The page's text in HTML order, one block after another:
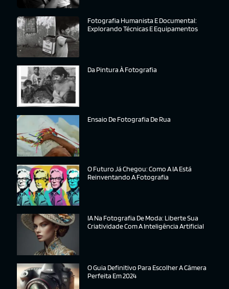
Fotografia Humanista E Documental:
Explorando Técnicas E Equipamentos
Da Pintura À Fotografia
Ensaio De Fotografia De Rua
O Futuro Já Chegou: Como A IA Está
Reinventando A Fotografia
IA Na Fotografia De Moda: Liberte Sua
Criatividade Com A Inteligência Artificial
O Guia Definitivo Para Escolher A Câmera
Perfeita Em 2024